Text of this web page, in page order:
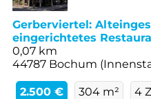
Gerberviertel:
eingerichtetes
0,07 km
44787 Bochum
2.500 € 304 m² 4